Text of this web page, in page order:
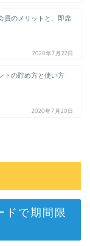
員のメリットと、即席
2020年7月22日
トの貯め方と使い方
2020年7月20日
ドで期間限